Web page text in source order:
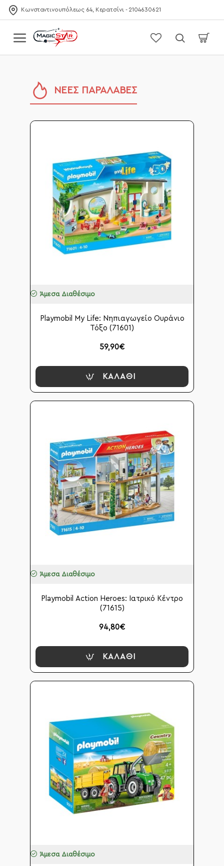
MagicStar.gr
Κωνσταντινουπόλεως 64, Κερατσίνι - 2104630621
ΝΕΕΣ ΠΑΡΑΛΑΒΕΣ
Άμεσα Διαθέσιμο
Playmobil My Life: Νηπιαγωγείο Ουράνιο
Τόξο (71601)
59,90€
ΚΑΛΆΘΙ
Άμεσα Διαθέσιμο
Playmobil Action Heroes: Ιατρικό Κέντρο
(71615)
94,80€
ΚΑΛΆΘΙ
Άμεσα Διαθέσιμο